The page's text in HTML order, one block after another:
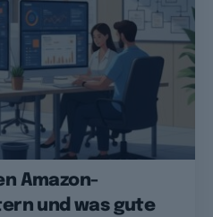
Amazon-
und was gute